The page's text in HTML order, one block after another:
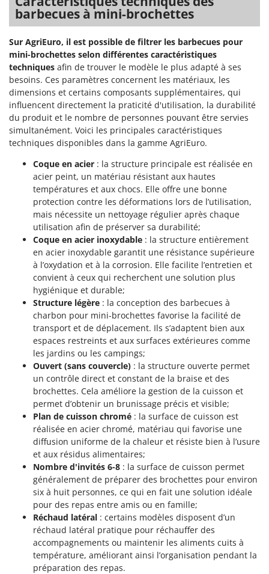
barbecues à mini-brochettes
Sur AgriEuro, il est possible de filtrer les barbecues pour
mini-brochettes selon différentes caractéristiques
techniques afin de trouver le modèle le plus adapté à ses
besoins. Ces paramètres concernent les matériaux, les
dimensions et certains composants supplémentaires, qui
influencent directement la praticité d'utilisation, la durabilité
du produit et le nombre de personnes pouvant être servies
simultanément. Voici les principales caractéristiques
techniques disponibles dans la gamme AgriEuro.
Coque en acier : la structure principale est réalisée en
acier peint, un matériau résistant aux hautes
températures et aux chocs. Elle offre une bonne
protection contre les déformations lors de l’utilisation,
mais nécessite un nettoyage régulier après chaque
utilisation afin de préserver sa durabilité;
Coque en acier inoxydable : la structure entièrement
en acier inoxydable garantit une résistance supérieure
à l’oxydation et à la corrosion. Elle facilite l’entretien et
convient à ceux qui recherchent une solution plus
hygiénique et durable;
Structure légère : la conception des barbecues à
charbon pour mini-brochettes favorise la facilité de
transport et de déplacement. Ils s’adaptent bien aux
espaces restreints et aux surfaces extérieures comme
les jardins ou les campings;
Ouvert (sans couvercle) : la structure ouverte permet
un contrôle direct et constant de la braise et des
brochettes. Cela améliore la gestion de la cuisson et
permet d’obtenir un brunissage précis et visible;
Plan de cuisson chromé : la surface de cuisson est
réalisée en acier chromé, matériau qui favorise une
diffusion uniforme de la chaleur et résiste bien à l’usure
et aux résidus alimentaires;
Nombre d'invités 6-8 : la surface de cuisson permet
généralement de préparer des brochettes pour environ
six à huit personnes, ce qui en fait une solution idéale
pour des repas entre amis ou en famille;
Réchaud latéral : certains modèles disposent d’un
réchaud latéral pratique pour réchauffer des
accompagnements ou maintenir les aliments cuits à
température, améliorant ainsi l’organisation pendant la
préparation des repas.